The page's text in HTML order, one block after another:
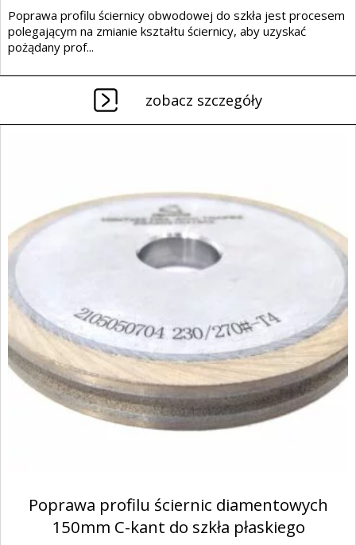
Poprawa profilu ściernicy obwodowej do szkła jest procesem
polegającym na zmianie kształtu ściernicy, aby uzyskać
pożądany prof...
zobacz szczegóły
Poprawa profilu ściernic diamentowych
150mm C-kant do szkła płaskiego